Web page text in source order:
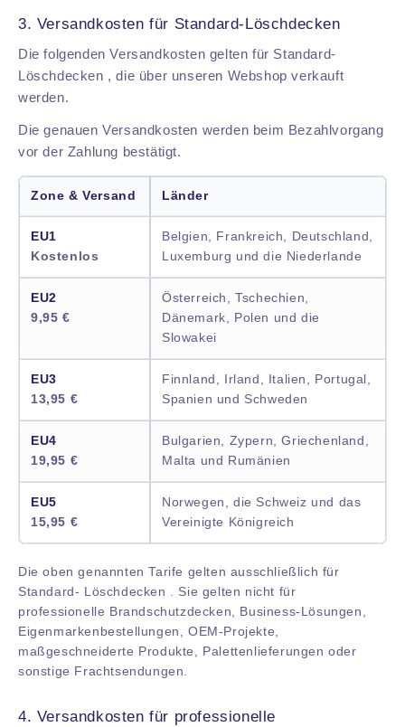
3. Versandkosten für Standard-Löschdecken
Die folgenden Versandkosten gelten für Standard-
Löschdecken , die über unseren Webshop verkauft
werden.
Die genauen Versandkosten werden beim Bezahlvorgang
vor der Zahlung bestätigt.
Zone & Versand Länder
EU1
Kostenlos
Belgien, Frankreich, Deutschland,
Luxemburg und die Niederlande
EU2
9,95 €
Österreich, Tschechien,
Dänemark, Polen und die
Slowakei
EU3
13,95 €
Finnland, Irland, Italien, Portugal,
Spanien und Schweden
EU4
19,95 €
Bulgarien, Zypern, Griechenland,
Malta und Rumänien
EU5
15,95 €
Norwegen, die Schweiz und das
Vereinigte Königreich
Die oben genannten Tarife gelten ausschließlich für
Standard- Löschdecken . Sie gelten nicht für
professionelle Brandschutzdecken, Business-Lösungen,
Eigenmarkenbestellungen, OEM-Projekte,
maßgeschneiderte Produkte, Palettenlieferungen oder
sonstige Frachtsendungen.
4. Versandkosten für professionelle